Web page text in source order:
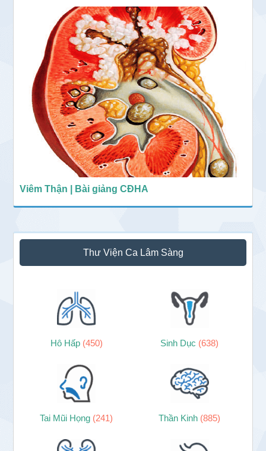
Viêm Thận | Bài giảng CĐHA
Thư Viện Ca Lâm Sàng
Hô Hấp (450) Sinh Dục (638)
Tai Mũi Họng (241) Thần Kinh (885)